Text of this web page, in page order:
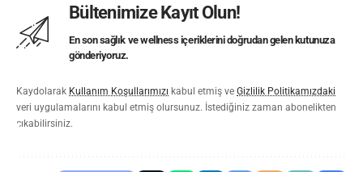
Bültenimize Kayıt Olun!
En son sağlık ve wellness içeriklerini doğrudan gelen kutunuza
gönderiyoruz.
Kaydolarak Kullanım Koşullarımızı kabul etmiş ve Gizlilik Politikamızdaki
veri uygulamalarını kabul etmiş olursunuz. İstediğiniz zaman abonelikten
çıkabilirsiniz.